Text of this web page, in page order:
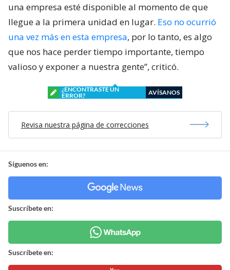
una empresa esté disponible al momento de que
llegue a la primera unidad en lugar. Eso no ocurrió
una vez más en esta empresa, por lo tanto, es algo
que nos hace perder tiempo importante, tiempo
valioso y exponer a nuestra gente”, criticó.
¿ENCONTRASTE UN
ERROR?
AVÍSANOS
Revisa nuestra página de correcciones
Síguenos en:
Suscríbete en:
Suscríbete en: